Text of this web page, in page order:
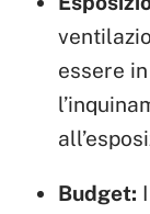
essere
Budget: